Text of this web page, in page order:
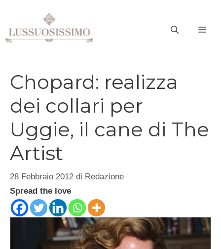
contenuto
Chopard: realizza
dei collari per
Uggie, il cane di The
Artist
28 Febbraio 2012 di Redazione
Spread the love